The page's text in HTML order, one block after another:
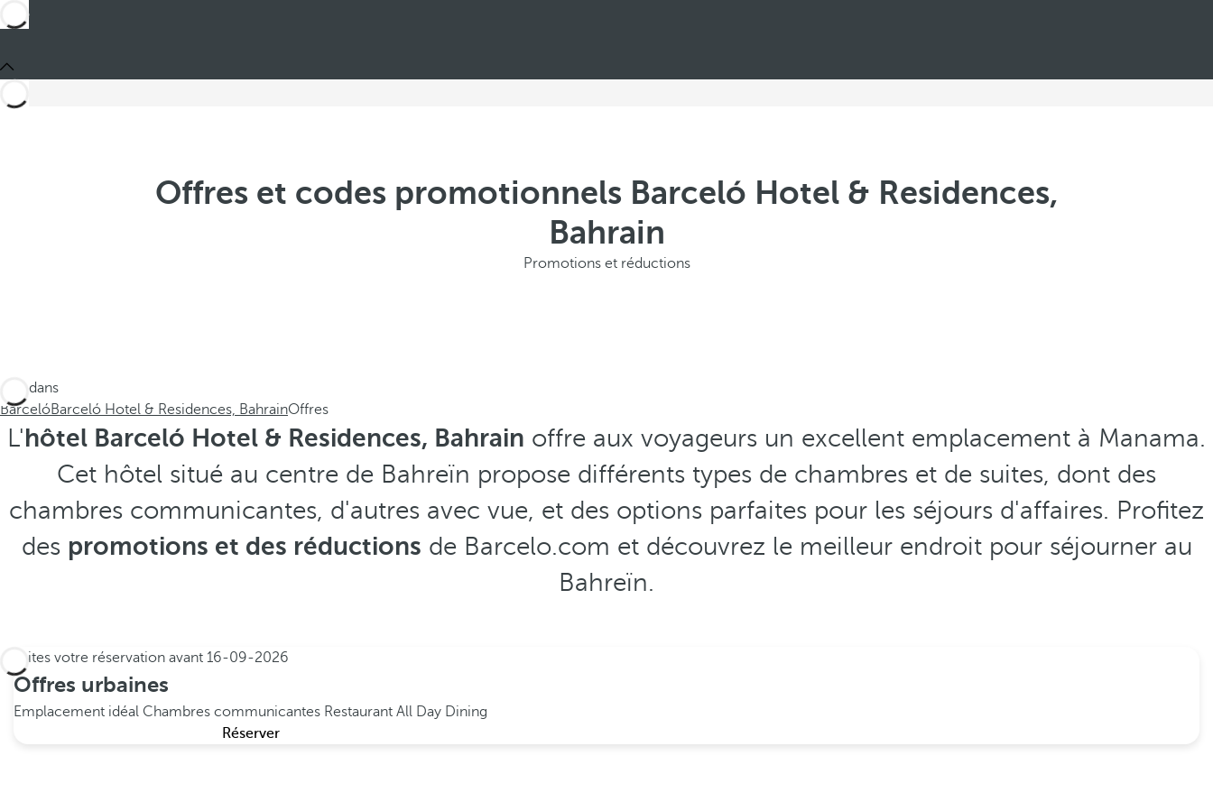
Offres et codes promotionnels Barceló Hotel & Residences,
Bahrain
Promotions et réductions
Ces dans
BarcelóBarceló Hotel & Residences, BahrainOffres
L'hôtel Barceló Hotel & Residences, Bahrain offre aux voyageurs un excellent emplacement à Manama.
Cet hôtel situé au centre de Bahreïn propose différents types de chambres et de suites, dont des
chambres communicantes, d'autres avec vue, et des options parfaites pour les séjours d'affaires. Profitez
des promotions et des réductions de Barcelo.com et découvrez le meilleur endroit pour séjourner au
Bahreïn.
Faites votre réservation avant 16-09-2026
Offres urbaines
Emplacement idéal Chambres communicantes Restaurant All Day Dining
Réserver